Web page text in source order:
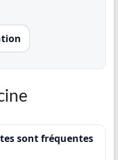
sont fréquentes